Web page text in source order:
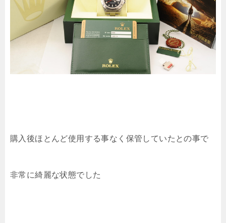
購入後ほとんど使用する事なく保管していたとの事で
非常に綺麗な状態でした